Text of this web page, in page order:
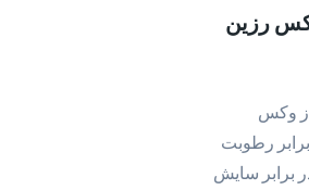
رزین
وکس
رطوبت
برابر سایش